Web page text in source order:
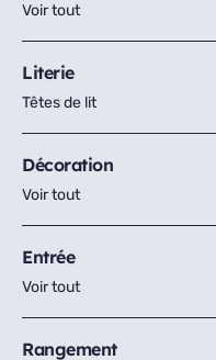
Voir tout
Literie
Têtes de lit
Décoration
Voir tout
Entrée
Voir tout
Rangement